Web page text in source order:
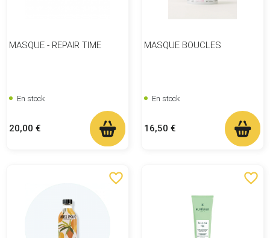
MASQUE - REPAIR TIME
En stock
Prix
20,00 €
MASQUE BOUCLES
En stock
Prix
16,50 €
favorite_border favorite_border